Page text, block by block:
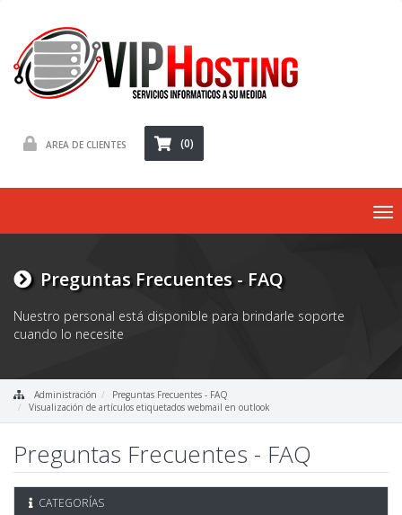
AREA DE CLIENTES (0)
Preguntas Frecuentes - FAQ
Nuestro personal está disponible para brindarle soporte
cuando lo necesite
Administración
Preguntas Frecuentes - FAQ
Visualización de artículos etiquetados webmail en outlook
Preguntas Frecuentes - FAQ
CATEGORÍAS